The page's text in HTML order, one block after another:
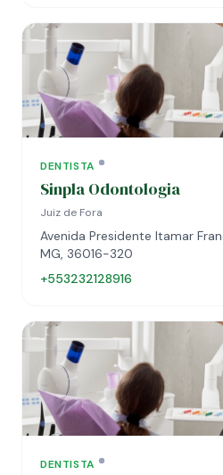
DENTISTA
Sinpla Odontologia
Juiz de Fora
Avenida Presidente Itamar
MG, 36016-320
+553232128916
DENTISTA